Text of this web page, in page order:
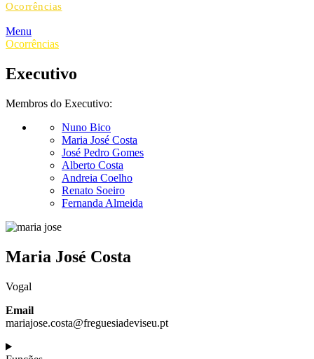
Ocorrências
Menu
Ocorrências
Executivo
Membros do Executivo:
Nuno Bico
Maria José Costa
José Pedro Gomes
Alberto Costa
Andreia Coelho
Renato Soeiro
Fernanda Almeida
Maria José Costa
Vogal
Email
mariajose.costa@freguesiadeviseu.pt